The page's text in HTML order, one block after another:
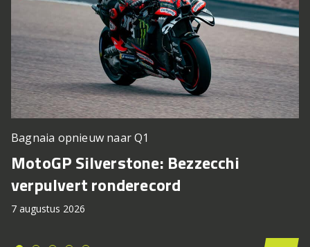
Bagnaia opnieuw naar Q1
MotoGP Silverstone: Bezzecchi
verpulvert ronderecord
7 augustus 2026